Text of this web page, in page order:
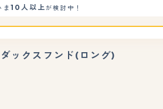
ま 10人以上が検討中！
ックスフンド(ロング)